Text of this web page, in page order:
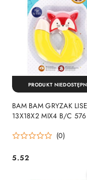
BAM BAM GRYZAK
13X18X2 MIX4 B/C
(0)
Cena:
5.52
PRODUKT